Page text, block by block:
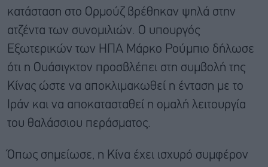
κατάσταση στο Ορμούζ βρέθηκαν ψηλά στην
ατζέντα των συνομιλιών. Ο υπουργός
Εξωτερικών των ΗΠΑ Μάρκο Ρούμπιο δήλωσε
ότι η Ουάσιγκτον προσβλέπει στη συμβολή της
Κίνας ώστε να αποκλιμακωθεί η ένταση με το
Ιράν και να αποκατασταθεί η ομαλή λειτουργία
του θαλάσσιου περάσματος.
Όπως σημείωσε, η Κίνα έχει ισχυρό συμφέρον